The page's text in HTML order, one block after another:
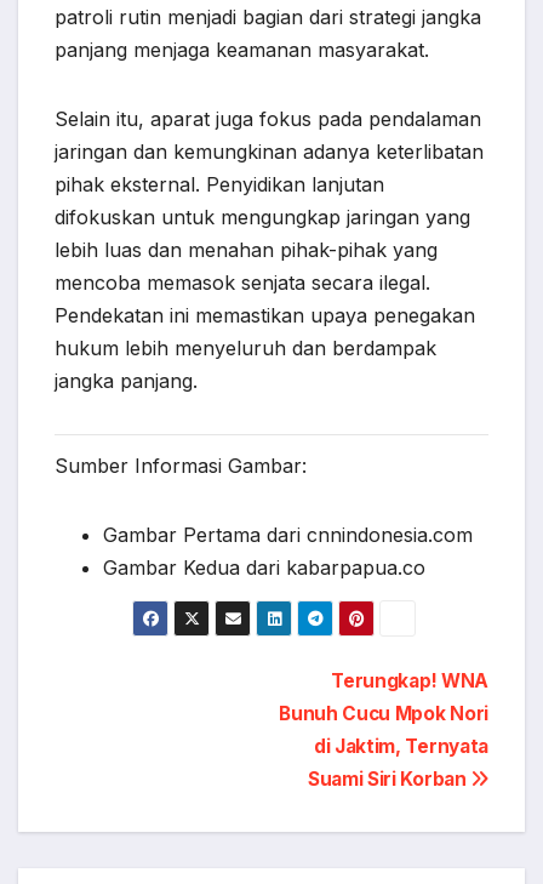
patroli rutin menjadi bagian dari strategi jangka
panjang menjaga keamanan masyarakat.
Selain itu, aparat juga fokus pada pendalaman
jaringan dan kemungkinan adanya keterlibatan
pihak eksternal. Penyidikan lanjutan
difokuskan untuk mengungkap jaringan yang
lebih luas dan menahan pihak-pihak yang
mencoba memasok senjata secara ilegal.
Pendekatan ini memastikan upaya penegakan
hukum lebih menyeluruh dan berdampak
jangka panjang.
Sumber Informasi Gambar:
Gambar Pertama dari cnnindonesia.com
Gambar Kedua dari kabarpapua.co
Terungkap! WNA
Bunuh Cucu Mpok Nori
di Jaktim, Ternyata
Suami Siri Korban